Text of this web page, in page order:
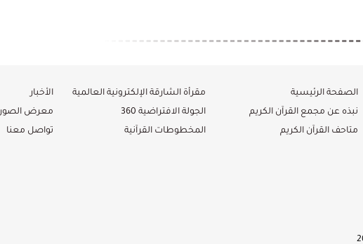
الصفحة الرئيسية
نبذه عن مجمع القرآن الكريم
متاحف القرآن الكريم
مقرأة الشارقة الإلكترونية العالمية
الجولة الافتراضية 360
المخطوطات القرآنية
الأخبار
معرض الصور
تواصل معنا